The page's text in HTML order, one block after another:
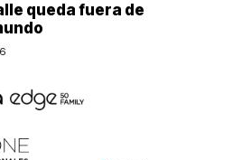
queda fuera de